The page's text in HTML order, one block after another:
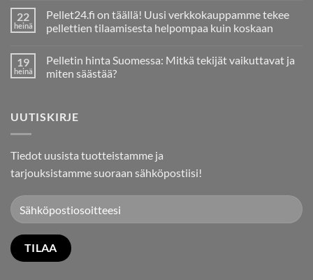
Pelletin
Tuotanto
ja
Suomessa
22
heinä
Pellet24.fi on täällä! Uusi verkkokauppamme tekee
pellettien tilaamisesta helpompaa kuin koskaan
artikkeliin
Pellet24.fi
on
tekee
pellettien
koskaan
19
heinä
Pelletin hinta Suomessa: Mitkä tekijät vaikuttavat ja
miten säästää?
Pelletin
hinta
tekijät
vaikuttavat
miten
UUTISKIRJE
Tiedot uusista tuotteistamme ja
tarjouksistamme suoraan sähköpostiisi!